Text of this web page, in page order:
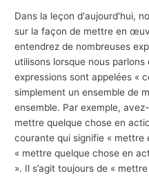
Dans la leçon d'aujourd'hui,
sur la façon de mettre en
entendrez de nombreuses
utilisons lorsque nous
expressions sont appelées «
simplement un ensemble de
ensemble. Par exemple,
mettre quelque chose en
courante qui signifie «
« mettre quelque chose en
». Il s’agit toujours de «